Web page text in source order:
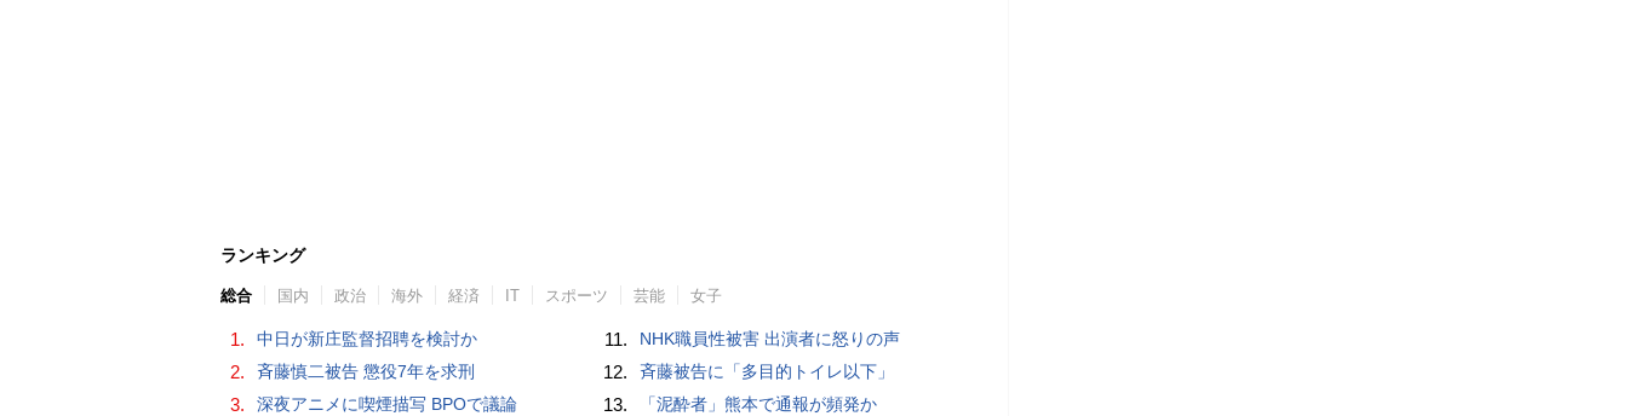
ランキング
総合 国内 政治 海外 経済 IT スポーツ 芸能 女子
1. 中日が新庄監督招聘を検討か
2. 斉藤慎二被告 懲役7年を求刑
3. 深夜アニメに喫煙描写 BPOで議論
11. NHK職員性被害 出演者に怒りの声
12. 斉藤被告に「多目的トイレ以下」
13. 「泥酔者」熊本で通報が頻発か